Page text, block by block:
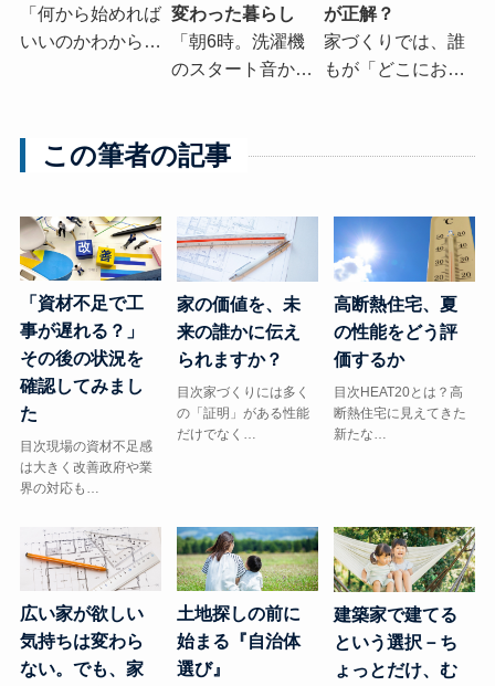
「何から始めれば
いいのかわから…
変わった暮らし
「朝6時。洗濯機
のスタート音か…
が正解？
家づくりでは、誰
もが「どこにお…
この筆者の記事
「資材不足で工
事が遅れる？」
その後の状況を
確認してみまし
た
目次現場の資材不足感
は大きく改善政府や業
界の対応も…
家の価値を、未
来の誰かに伝え
られますか？
目次家づくりには多く
の「証明」がある性能
だけでなく…
高断熱住宅、夏
の性能をどう評
価するか
目次HEAT20とは？高
断熱住宅に見えてきた
新たな…
広い家が欲しい
気持ちは変わら
ない。でも、家
土地探しの前に
始まる『自治体
選び』
建築家で建てる
という選択－ち
ょっとだけ、む